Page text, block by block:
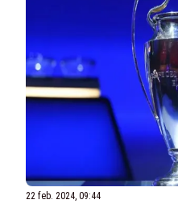
22 feb. 2024, 09:44